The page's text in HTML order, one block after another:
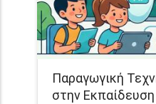
Παραγωγική
στην Εκπαίδευση